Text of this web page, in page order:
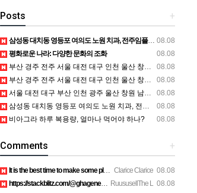
+
Posts
08.08
삼성동 대치동 영등포 여의도 노원 치과, 전주임플란트 대구정형외과 광주피부과 정보
08.08
평화로운 나라: 다양한 문화의 조화
08.08
부산 경주 전주 서울 대전 대구 인천 울산 창원 양산 포항 천안 평택 용인 고양 성남 수원 일수, 미용학원, 가족사진, 점집, 한복대여, 독학재수학원, 재회부적 정보
08.08
부산 경주 전주 서울 대전 대구 인천 울산 창원 양산 포항 천안 평택 용인 고양 성남 수원 일수, 미용학원, 가족사진, 점집, 한복대여, 독학재수학원, 재회부적 정보
08.08
서울 대전 대구 부산 인천 광주 울산 창원 남양주 이혼전문변호사 정보
08.08
삼성동 대치동 영등포 여의도 노원 치과, 전주임플란트 대구정형외과 광주피부과 정보
08.08
비아그라 하루 복용량, 얼마나 먹어야 하나?
+
Comments
Clarice Clarice 08.08
It is the best time to make some plans for the long run and …
RuususellThe L 08.08
https://stackblitz.com/@ghagenes74/collections/what-happens-…